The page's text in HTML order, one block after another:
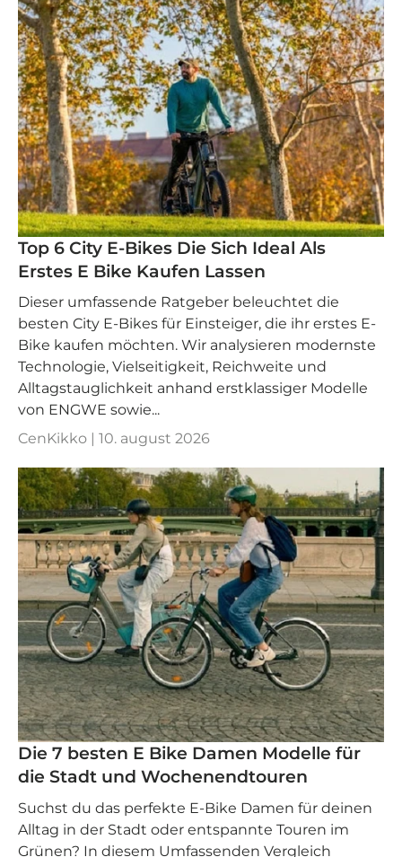
Top 6 City E-Bikes Die Sich Ideal Als
Erstes E Bike Kaufen Lassen
Dieser umfassende Ratgeber beleuchtet die
besten City E-Bikes für Einsteiger, die ihr erstes E-
Bike kaufen möchten. Wir analysieren modernste
Technologie, Vielseitigkeit, Reichweite und
Alltagstauglichkeit anhand erstklassiger Modelle
von ENGWE sowie...
CenKikko | 10. august 2026
Die 7 besten E Bike Damen Modelle für
die Stadt und Wochenendtouren
Suchst du das perfekte E-Bike Damen für deinen
Alltag in der Stadt oder entspannte Touren im
Grünen? In diesem Umfassenden Vergleich